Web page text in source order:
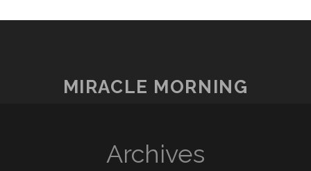
MIRACLE MORNING
Archives